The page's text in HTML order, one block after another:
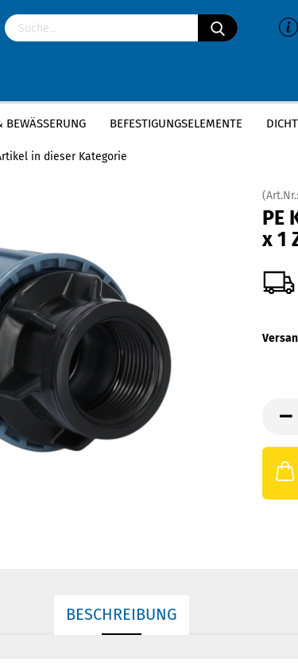
BEWÄSSERUNG BEFESTIGUNGSELEMENTE
» PE Anschlussverschraubung » PE Kupplung | 25mm
in dieser Kategorie
(Art.Nr.:
PE
x 1
BESCHREIBUNG